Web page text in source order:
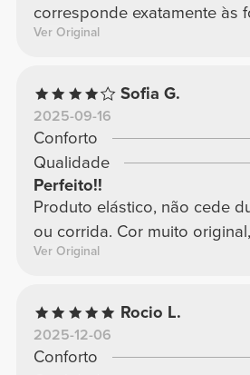
corresponde exatamente às
Ver Original
Sofia G.
2025-09-16
Conforto
Qualidade
Perfeito!!
Produto elástico, não cede
ou corrida. Cor muito
Ver Original
Rocio L.
2025-12-06
Conforto